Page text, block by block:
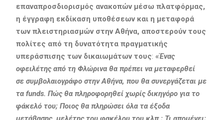
επαναπροσδιορισμός ανακοπών μέσω πλατφόρμας,
η έγγραφη εκδίκαση υποθέσεων και η μεταφορά
των πλειστηριασμών στην Αθήνα, αποστερούν τους
πολίτες από τη δυνατότητα πραγματικής
υπεράσπισης των δικαιωμάτων τους: «Ένας
οφειλέτηςαπό τη Φλώρινα θα πρέπει να μεταφερθεί
σε συμβολαιογράφο στην Αθήνα, που θα συνεργάζεται με
τα funds. Πώς θα πληροφορηθεί χωρίς δικηγόρο για το
φάκελό του; Ποιος θα πληρώσει όλα τα έξοδα